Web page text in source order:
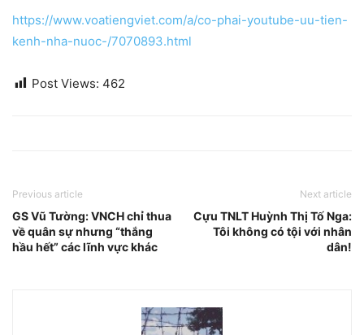
https://www.voatiengviet.com/a/co-phai-youtube-uu-tien-
kenh-nha-nuoc-/7070893.html
Post Views: 462
Previous article
GS Vũ Tường: VNCH chỉ thua
về quân sự nhưng “thắng
hầu hết” các lĩnh vực khác
Next article
Cựu TNLT Huỳnh Thị Tố Nga:
Tôi không có tội với nhân
dân!